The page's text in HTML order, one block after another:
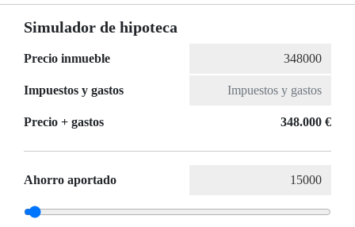
Simulador de hipoteca
Precio inmueble
Impuestos y gastos
Precio + gastos 348.000 €
Ahorro aportado